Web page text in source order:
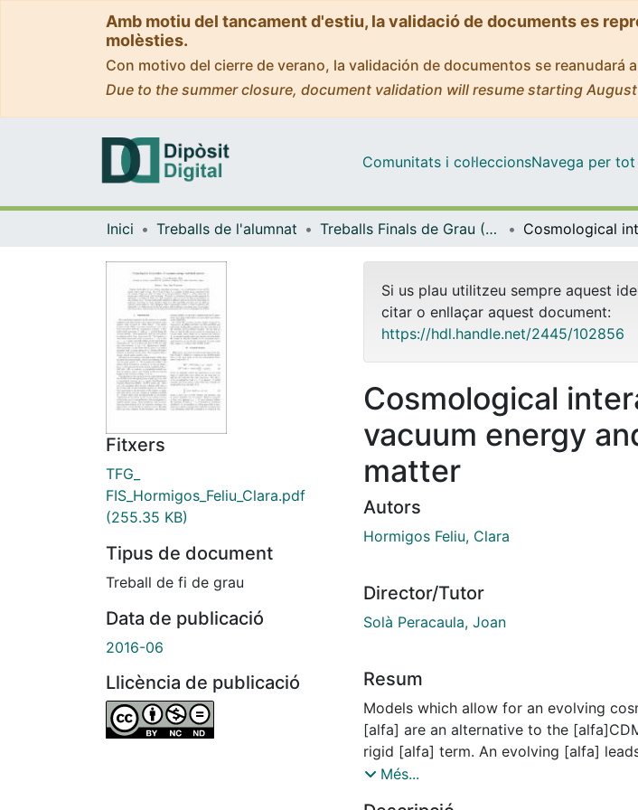
Amb motiu del tancament d'estiu, la validació de documents es
molèsties.
Con motivo del cierre de verano, la validación de documentos se
Due to the summer closure, document validation will resume starting
Comunitats i col·leccionsNavega per tot
Inici Treballs de l'alumnat Treballs Finals de Grau (TFG) - Física
Fitxers
TFG_
FIS_Hormigos_Feliu_Clara.pdf
(255.35 KB)
Tipus de document
Treball de fi de grau
Data de publicació
2016-06
Llicència de publicació
Si us plau utilitzeu sempre aquest
citar o enllaçar aquest document:
https://hdl.handle.net/2445/102856
Cosmological
vacuum energy
matter
Autors
Hormigos Feliu, Clara
Director/Tutor
Solà Peracaula, Joan
Resum
Models which allow for an evolving
[alfa] are an alternative to the
rigid [alfa] term. An evolving [alfa]
dark energy (associated with the vacuum
Més...